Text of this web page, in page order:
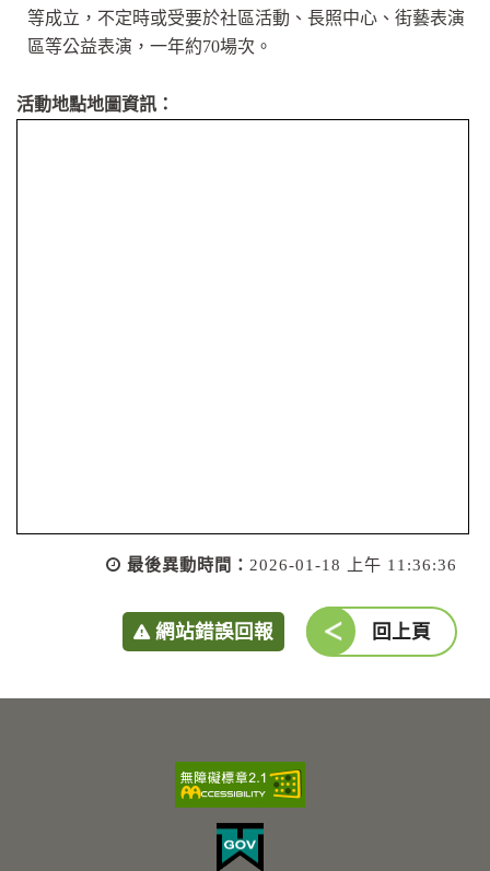
等成立，不定時或受要於社區活動、長照中心、街藝表演
區等公益表演，一年約70場次。
活動地點地圖資訊：
最後異動時間： 2026-01-18 上午 11:36:36
網站錯誤回報 回上頁